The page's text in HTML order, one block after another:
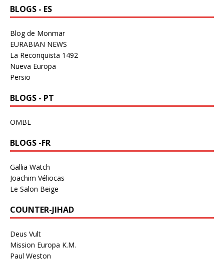
BLOGS - ES
Blog de Monmar
EURABIAN NEWS
La Reconquista 1492
Nueva Europa
Persio
BLOGS - PT
OMBL
BLOGS -FR
Gallia Watch
Joachim Véliocas
Le Salon Beige
COUNTER-JIHAD
Deus Vult
Mission Europa K.M.
Paul Weston